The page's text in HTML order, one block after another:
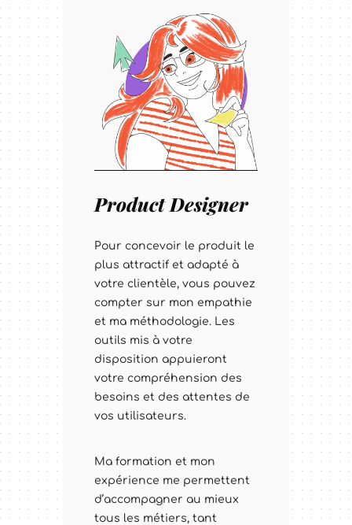
Product Designer
Pour concevoir le produit le
plus attractif et adapté à
votre clientèle, vous pouvez
compter sur mon empathie
et ma méthodologie. Les
outils mis à votre
disposition appuieront
votre compréhension des
besoins et des attentes de
vos utilisateurs.
Ma formation et mon
expérience me permettent
d’accompagner au mieux
tous les métiers, tant